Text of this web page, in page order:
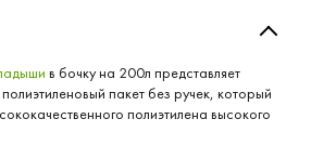
в бочку на 200л представляет
пакет без ручек, который
полиэтилена высокого